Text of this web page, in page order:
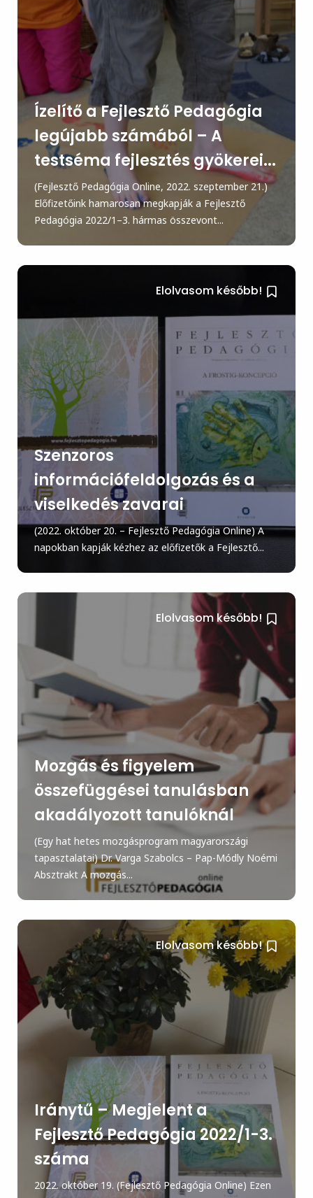
Ízelítő a Fejlesztő Pedagógia
legújabb számából – A
testséma fejlesztés gyökerei...
(Fejlesztő Pedagógia Online, 2022. szeptember 21.)
Előfizetőink hamarosan megkapják a Fejlesztő
Pedagógia 2022/1–3. hármas összevont...
Elolvasom később!
Szenzoros
információfeldolgozás és a
viselkedés zavarai
(2022. október 20. – Fejlesztő Pedagógia Online) A
napokban kapják kézhez az előfizetők a Fejlesztő...
Elolvasom később!
Mozgás és figyelem
összefüggései tanulásban
akadályozott tanulóknál
(Egy hat hetes mozgásprogram magyarországi
tapasztalatai) Dr. Varga Szabolcs – Pap-Módly Noémi
Absztrakt A mozgás...
Elolvasom később!
Iránytű – Megjelent a
Fejlesztő Pedagógia 2022/1-3.
száma
2022. október 19. (Fejlesztő Pedagógia Online) Ezen